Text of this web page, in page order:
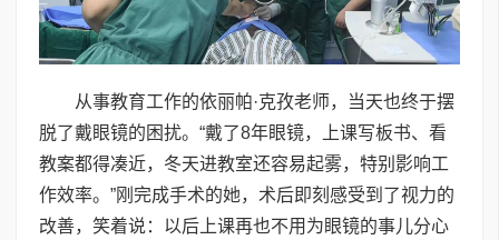
从事教育工作的依丽帕·克孜老师，当天也终于摆
脱了戴眼镜的困扰。“戴了8年眼镜，上课写板书、看
教案都得凑近，冬天进教室还容易起雾，特别影响工
作效率。”刚完成手术的她，术后即刻感受到了视力的
改善，笑着说：以后上课再也不用为眼镜的事儿分心